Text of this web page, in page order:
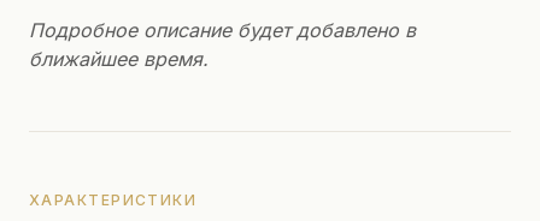
Подробное описание будет добавлено в
ближайшее время.
ХАРАКТЕРИСТИКИ